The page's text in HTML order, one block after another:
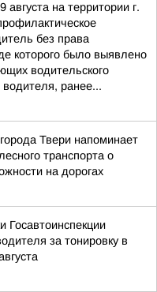
августа на территории г.
без права
которого было выявлено
водительского
ранее...
Твери напоминает
транспорта о
на дорогах
Госавтоинспекции
за тонировку в